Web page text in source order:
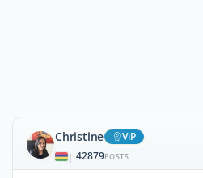
Christine ViP
| 42879POSTS